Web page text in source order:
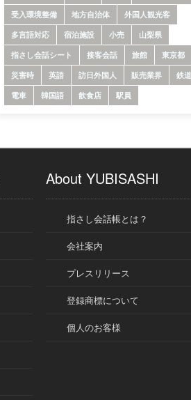
受入環境整備
地方自治体
外国人観光客
多言語対応
宿泊施設 小売
山梨県
指さし会話シート
接客会話 旅館 東京都
災害時
英語 訪日外国人 販売業界
鉄道
電車
韓国語 飲食店 駅員
About YUBISASHI
指さし会話帳とは？
会社案内
プレスリリース
登録商標について
個人のお客様